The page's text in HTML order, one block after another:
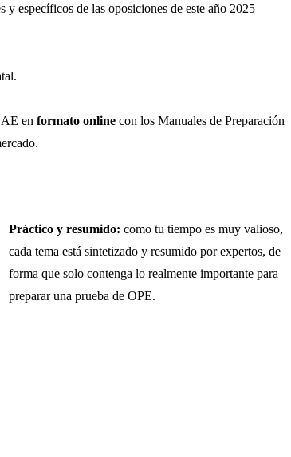
y específicos de las oposiciones de este año 2025
en formato onlinecon los Manuales de Preparación
Práctico y resumido:como tu tiempo es muy valioso,
cada tema está sintetizado y resumido por expertos, de
forma que solo contenga lo realmente importante para
preparar una prueba de OPE.